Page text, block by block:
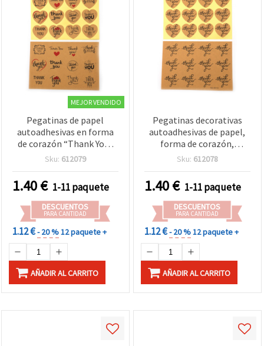
MEJOR VENDIDO
Pegatinas de papel
autoadhesivas en forma
de corazón “Thank You“
para decoración,
scrapbooking, 3,8 x 3,5 cm
- 120 uds
Sku: 612079
1.40€ 1-11 paquete
DESCUENTOS
PARA CANTIDAD
1.12 €- 20 %12 paquete +
AÑADIR AL CARRITO
Pegatinas decorativas
autoadhesivas de papel,
forma de corazón,
inscripción “Thank You“,
Sku: 612078
1.40€ 1-11 paquete
DESCUENTOS
PARA CANTIDAD
1.12 €- 20 %12 paquete +
AÑADIR AL CARRITO